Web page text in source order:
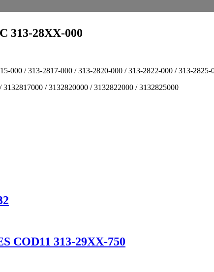
313-28XX-000
000 / 313-2817-000 / 313-2820-000 / 313-2822-000 / 313-2825-
/ 3132820000 / 3132822000 / 3132825000
COD11 313-29XX-750